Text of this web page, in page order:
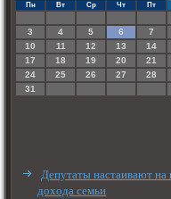
Пн Вт Ср Чт Пт
3
4 5 6 7
10
11 12 13 14
17
18 19 20 21
24
25 26 27 28
31
Депутаты настаивают на
дохода семьи